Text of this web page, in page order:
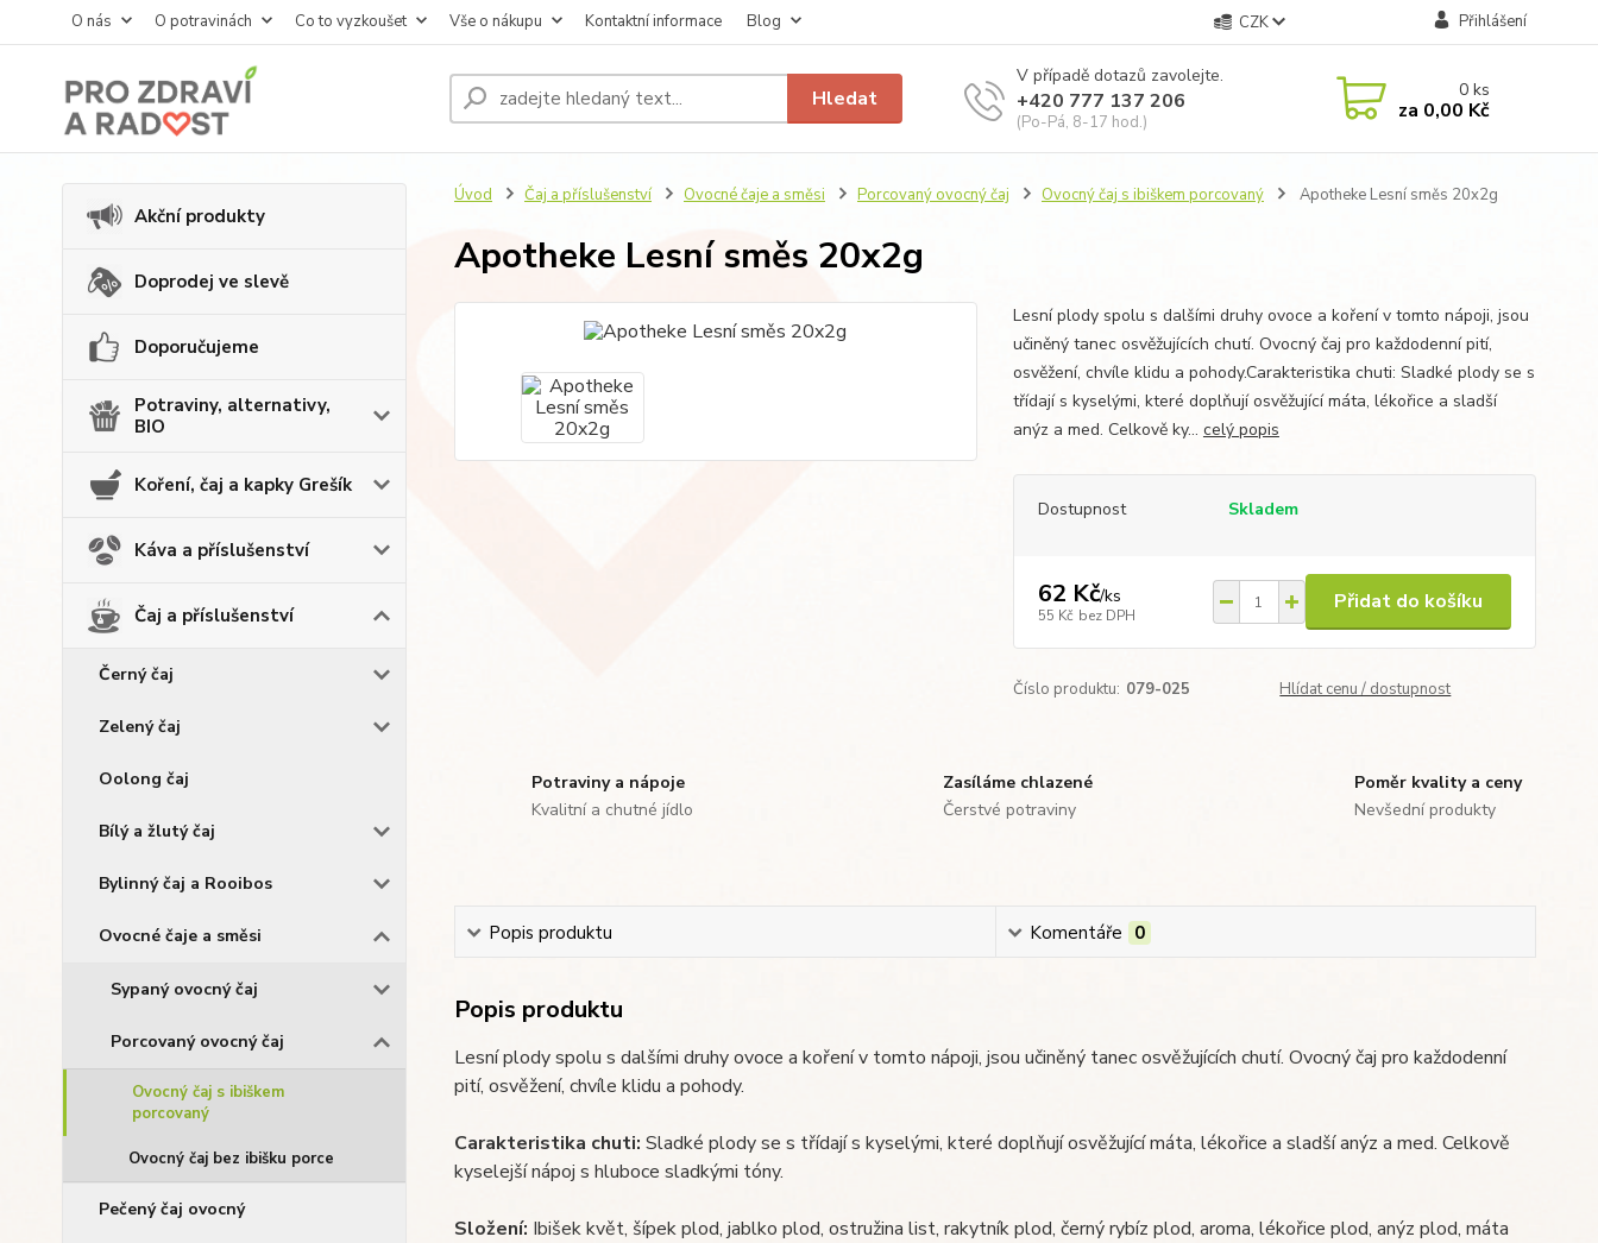
O nás O potravinách Co to vyzkoušet Vše o nákupu Kontaktní informace Blog CZK Přihlášení
Hledat
V případě dotazů zavolejte.
+420 777 137 206
(Po-Pá, 8-17 hod.)
0ks
za 0,00 Kč
Akční produkty
Doprodej ve slevě
Doporučujeme
Potraviny, alternativy,
BIO
Koření, čaj a kapky Grešík
Káva a příslušenství
Čaj a příslušenství
Černý čaj
Zelený čaj
Oolong čaj
Bílý a žlutý čaj
Bylinný čaj a Rooibos
Ovocné čaje a směsi
Sypaný ovocný čaj
Porcovaný ovocný čaj
Ovocný čaj s ibiškem
porcovaný
Ovocný čaj bez ibišku porce
Pečený čaj ovocný
Úvod Čaj a příslušenství Ovocné čaje a směsi Porcovaný ovocný čaj Ovocný čaj s ibiškem porcovaný Apotheke Lesní směs 20x2g
Apotheke Lesní směs 20x2g
Lesní plody spolu s dalšími druhy ovoce a koření v tomto nápoji, jsou
učiněný tanec osvěžujících chutí. Ovocný čaj pro každodenní pití,
osvěžení, chvíle klidu a pohody.Carakteristika chuti: Sladké plody se s
třídají s kyselými, které doplňují osvěžující máta, lékořice a sladší
anýz a med. Celkově ky... celý popis
Dostupnost Skladem
62 Kč/ks
55 Kč bez DPH
Přidat do košíku
Číslo produktu: 079-025 Hlídat cenu / dostupnost
Potraviny a nápoje
Kvalitní a chutné jídlo
Zasíláme chlazené
Čerstvé potraviny
Poměr kvality a ceny
Nevšední produkty
Popis produktu Komentáře 0
Popis produktu
Lesní plody spolu s dalšími druhy ovoce a koření v tomto nápoji, jsou učiněný tanec osvěžujících chutí. Ovocný čaj pro každodenní
pití, osvěžení, chvíle klidu a pohody.
Carakteristika chuti: Sladké plody se s třídají s kyselými, které doplňují osvěžující máta, lékořice a sladší anýz a med. Celkově
kyselejší nápoj s hluboce sladkými tóny.
Složení: Ibišek květ, šípek plod, jablko plod, ostružina list, rakytník plod, černý rybíz plod, aroma, lékořice plod, anýz plod, máta